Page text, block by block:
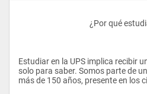
¿Por qué
Estudiar en la UPS implica recibir
solo para saber. Somos parte de
más de 150 años, presente en los